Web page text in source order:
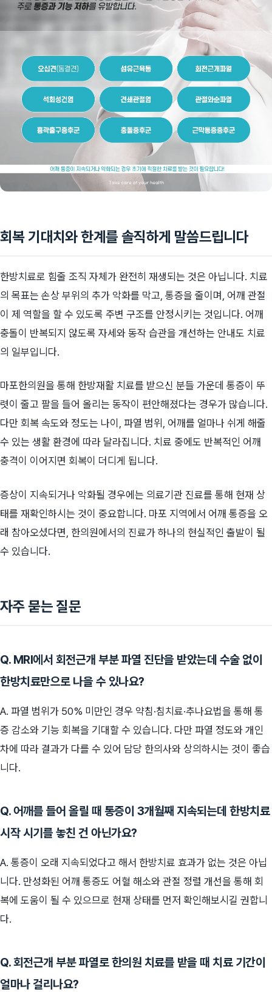
회복 기대치와 한계를 솔직하게 말씀드립니다
한방치료로 힘줄 조직 자체가 완전히 재생되는 것은 아닙니다. 치료
의 목표는 손상 부위의 추가 악화를 막고, 통증을 줄이며, 어깨 관절
이 제 역할을 할 수 있도록 주변 구조를 안정시키는 것입니다. 어깨
충돌이 반복되지 않도록 자세와 동작 습관을 개선하는 안내도 치료
의 일부입니다.
마포한의원을 통해 한방재활 치료를 받으신 분들 가운데 통증이 뚜
렷이 줄고 팔을 들어 올리는 동작이 편안해졌다는 경우가 많습니다.
다만 회복 속도와 정도는 나이, 파열 범위, 어깨를 얼마나 쉬게 해줄
수 있는 생활 환경에 따라 달라집니다. 치료 중에도 반복적인 어깨
충격이 이어지면 회복이 더디게 됩니다.
증상이 지속되거나 악화될 경우에는 의료기관 진료를 통해 현재 상
태를 재확인하시는 것이 중요합니다. 마포 지역에서 어깨 통증을 오
래 참아오셨다면, 한의원에서의 진료가 하나의 현실적인 출발이 될
수 있습니다.
자주 묻는 질문
Q. MRI에서 회전근개 부분 파열 진단을 받았는데 수술 없이
한방치료만으로 나을 수 있나요?
A. 파열 범위가 50% 미만인 경우 약침·침치료·추나요법을 통해 통
증 감소와 기능 회복을 기대할 수 있습니다. 다만 파열 정도와 개인
차에 따라 결과가 다를 수 있어 담당 한의사와 상의하시는 것이 좋습
니다.
Q. 어깨를 들어 올릴 때 통증이 3개월째 지속되는데 한방치료
시작 시기를 놓친 건 아닌가요?
A. 통증이 오래 지속되었다고 해서 한방치료 효과가 없는 것은 아닙
니다. 만성화된 어깨 통증도 어혈 해소와 관절 정렬 개선을 통해 회
복에 도움이 될 수 있으므로 현재 상태를 먼저 확인해보시길 권합니
다.
Q. 회전근개 부분 파열로 한의원 치료를 받을 때 치료 기간이
얼마나 걸리나요?